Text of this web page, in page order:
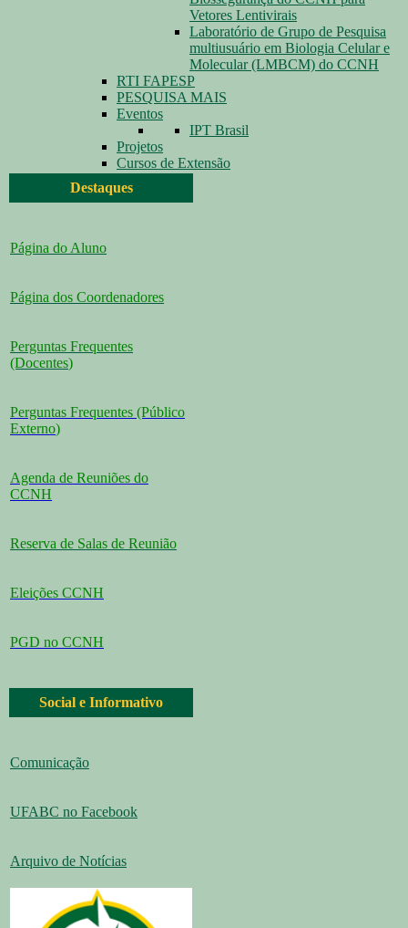
Vetores Lentivirais
Laboratório de Grupo de Pesquisa
multiusuário em Biologia Celular e
Molecular (LMBCM) do CCNH
RTI FAPESP
PESQUISA MAIS
Eventos
IPT Brasil
Projetos
Cursos de Extensão
Destaques
Página do Aluno
Página dos Coordenadores
Perguntas Frequentes
(Docentes)
Perguntas Frequentes (Público
Externo)
Agenda de Reuniões do
CCNH
Reserva de Salas de Reunião
Eleições CCNH
PGD no CCNH
Social e Informativo
Comunicação
UFABC no Facebook
Arquivo de Notícias